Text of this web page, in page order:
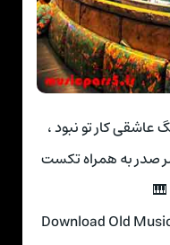
عاشقی کار تو نبود ،
صدر به همراه تکست
Download Old